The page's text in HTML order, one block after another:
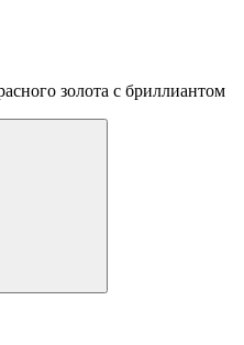
золота с бриллиантом